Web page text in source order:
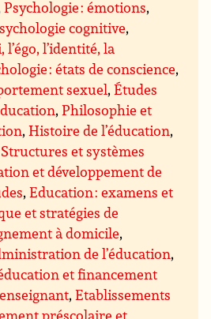
Psychologie : émotions,
cognitive,
l’identité, la
: états de conscience,
sexuel,Études
,Philosophie et
,Histoire de l’éducation,
Structures et systèmes
et développement de
,Education : examens et
et stratégies de
à domicile,
de l’éducation,
et financement
,Etablissements
préscolaire et